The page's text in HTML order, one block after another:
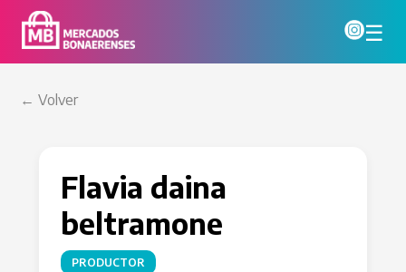
☰
← Volver
Flavia daina
beltramone
PRODUCTOR